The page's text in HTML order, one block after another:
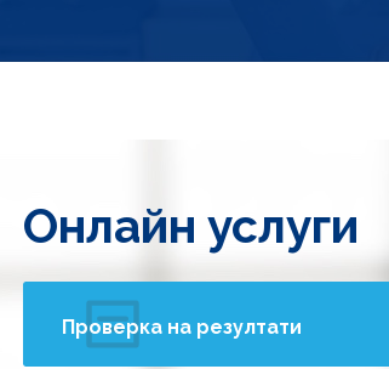
Онлайн услуги
Проверка на резултати